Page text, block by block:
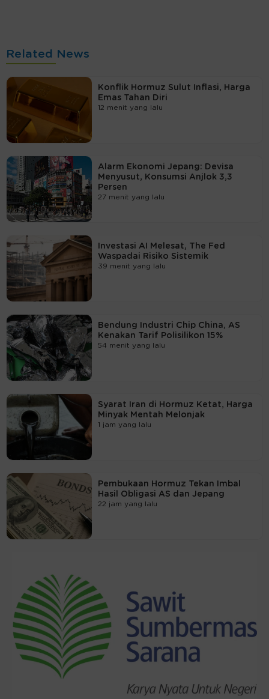
Related News
Konflik Hormuz Sulut Inflasi, Harga
Emas Tahan Diri
12 menit yang lalu
Alarm Ekonomi Jepang: Devisa
Menyusut, Konsumsi Anjlok 3,3
Persen
27 menit yang lalu
Investasi AI Melesat, The Fed
Waspadai Risiko Sistemik
39 menit yang lalu
Bendung Industri Chip China, AS
Kenakan Tarif Polisilikon 15%
54 menit yang lalu
Syarat Iran di Hormuz Ketat, Harga
Minyak Mentah Melonjak
1 jam yang lalu
Pembukaan Hormuz Tekan Imbal
Hasil Obligasi AS dan Jepang
22 jam yang lalu